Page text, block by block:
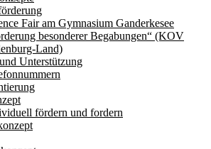
Fair am Gymnasium Ganderkesee
besonderer Begabungen“ (KOV
Land)
Unterstützung
fördern und fordern